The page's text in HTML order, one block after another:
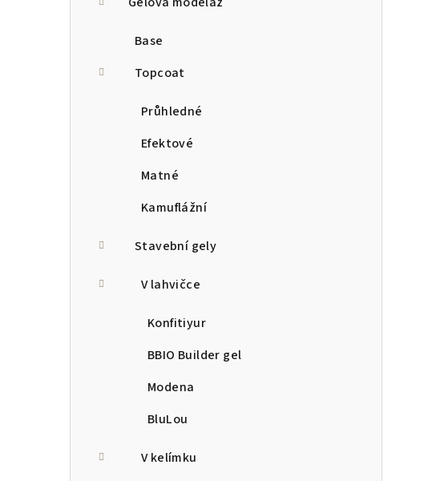
Base
Topcoat
Průhledné
Efektové
Matné
Kamuflážní
Stavební gely
V lahvičce
Konfitiyur
BBIO Builder gel
Modena
BluLou
V kelímku